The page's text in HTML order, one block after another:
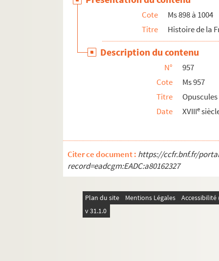
Ms 969. « Recueil de plusieurs drois,
Ms 970. « Abrégé, en forme de répertoire,
Ms 971. Ordonnances de Franche-Comté,
Ms 972. « Universi juris Burgundici
Ms 973-974. « Praecipuarum juris
Ms 975. « Mémoire sur le brevet général
Ms 976. « Mémoire sur la formation du
Ms 977. « Abrégé historique de
Ms 980. « Abrégé historique de
Ms 981. « Histoire de l'Université de
Ms 982. Annales rectorum et matricula
Ms 983. Acta rectorum et matricula
Cote
Ms 898 à 1004
Titre
Histoire de la
Description du contenu
N°
957
Cote
Ms 957
Titre
Date
XVIIIe
Citer ce document : https://ccfr.bnf.fr/
record=eadcgm:EADC:a80162327
Plan du site Mentions Légales
v 31.1.0